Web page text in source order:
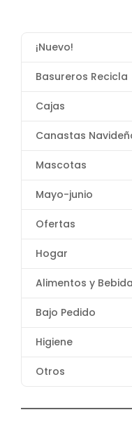
¡Nuevo!
Basureros Recicla
Cajas
Canastas
Mascotas
Mayo-junio
Ofertas
Hogar
Alimentos y
Bajo Pedido
Higiene
Otros